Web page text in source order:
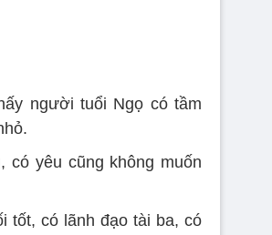
người tuổi Ngọ có tầm
có yêu cũng không muốn
tốt, có lãnh đạo tài ba, có